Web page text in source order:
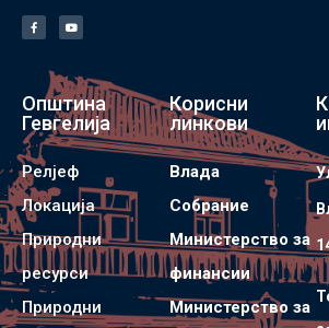
Општина
Гевгелија
Релјеф
Локација
Природни
ресурси
Природни
Корисни
линкови
Влада
Собрание
Министерство за
финансии
Министерство за